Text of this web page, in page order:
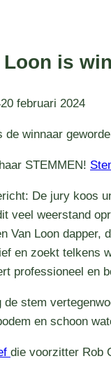
is
20 februari 2024
de winnaar
STEMMEN!
De jury koos
veel weerstand
Van Loon dapper,
en zoekt telkens
professioneel en
stem
en schoon
die voorzitter Rob